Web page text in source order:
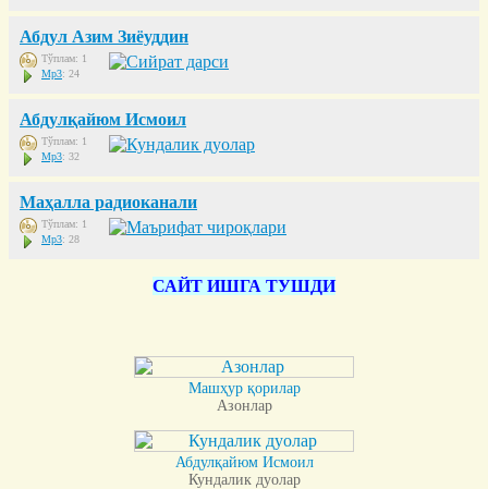
Абдул Азим Зиёуддин
Тўплам: 1
Mp3: 24
Абдулқайюм Исмоил
Тўплам: 1
Mp3: 32
Маҳалла радиоканали
Тўплам: 1
Mp3: 28
САЙТ ИШГА ТУШДИ
Машҳур қорилар
Азонлар
Абдулқайюм Исмоил
Кундалик дуолар